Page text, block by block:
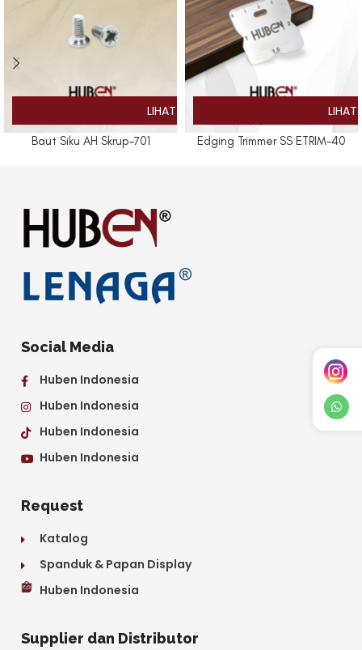
Baut Siku AH Skrup-701 Edging Trimmer SS ETRIM-40
Social Media
Huben Indonesia
Huben Indonesia
Huben Indonesia
Huben Indonesia
Request
Katalog
Spanduk & Papan Display
Huben Indonesia
Supplier dan Distributor